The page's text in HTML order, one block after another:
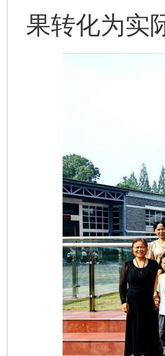
果转化为实